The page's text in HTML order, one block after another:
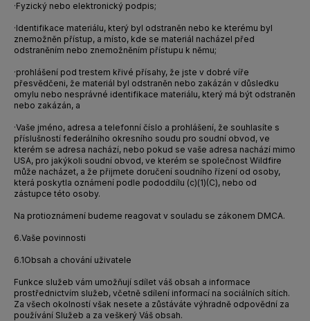
·Fyzický nebo elektronický podpis;
·Identifikace materiálu, který byl odstraněn nebo ke kterému byl
znemožněn přístup, a místo, kde se materiál nacházel před
odstraněním nebo znemožněním přístupu k němu;
·prohlášení pod trestem křivé přísahy, že jste v dobré víře
přesvědčeni, že materiál byl odstraněn nebo zakázán v důsledku
omylu nebo nesprávné identifikace materiálu, který má být odstraněn
nebo zakázán, a
·Vaše jméno, adresa a telefonní číslo a prohlášení, že souhlasíte s
příslušností federálního okresního soudu pro soudní obvod, ve
kterém se adresa nachází, nebo pokud se vaše adresa nachází mimo
USA, pro jakýkoli soudní obvod, ve kterém se společnost Wildfire
může nacházet, a že přijmete doručení soudního řízení od osoby,
která poskytla oznámení podle pododdílu (c)(1)(C), nebo od
zástupce této osoby.
Na protioznámení budeme reagovat v souladu se zákonem DMCA.
6.Vaše povinnosti
6.1Obsah a chování uživatele
Funkce služeb vám umožňují sdílet váš obsah a informace
prostřednictvím služeb, včetně sdílení informací na sociálních sítích.
Za všech okolností však nesete a zůstáváte výhradně odpovědní za
používání Služeb a za veškerý Váš obsah.